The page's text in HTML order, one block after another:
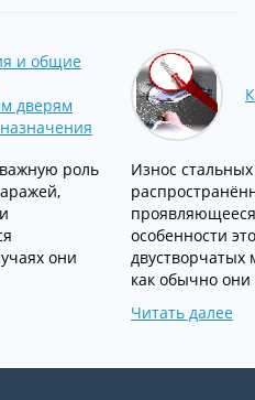
и общие
дверям
роль
они
Износ
особенности
двустворчатых
как обычно они
Читать далее